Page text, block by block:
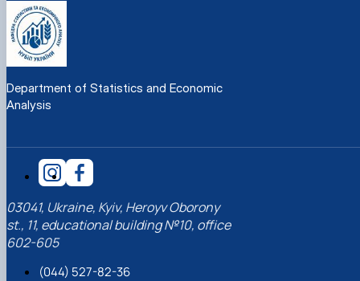
Department of Statistics and Economic
Analysis
03041, Ukraine, Kyiv, Heroyv Oborony
st., 11, educational building №10, office
602-605
(044) 527-82-36